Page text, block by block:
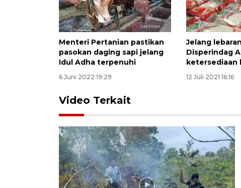
Menteri Pertanian pastikan
pasokan daging sapi jelang
Idul Adha terpenuhi
6 Juni 2022 19:29
Jelang
Disperindag
ketersediaan
12 Juli 2021 16:16
Video Terkait